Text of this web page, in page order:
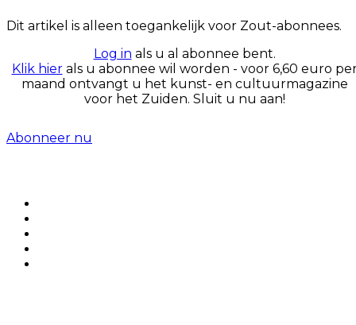
Dit artikel is alleen toegankelijk voor Zout-abonnees.
Log in als u al abonnee bent.
Klik hierals u abonnee wil worden - voor 6,60 euro
maand ontvangt u het kunst- en cultuurmagazine
voor het Zuiden. Sluit u nu aan!
Abonneer nu